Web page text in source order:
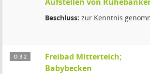
Beschluss: zur Kenntnis
Ö 3.2
Freibad Mitterteich;
Babybecken